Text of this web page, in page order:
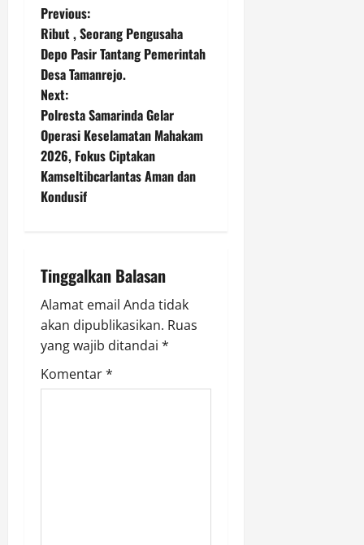
P
o
s
t
n
a
i
g
a
t
i
Previous:
Ribut , Seorang Pengusaha
Depo Pasir Tantang Pemerintah
Desa Tamanrejo.
Next:
Polresta Samarinda Gelar
Operasi Keselamatan Mahakam
2026, Fokus Ciptakan
Kamseltibcarlantas Aman dan
Kondusif
Tinggalkan Balasan
Alamat email Anda tidak
akan dipublikasikan. Ruas
yang wajib ditandai *
Komentar*